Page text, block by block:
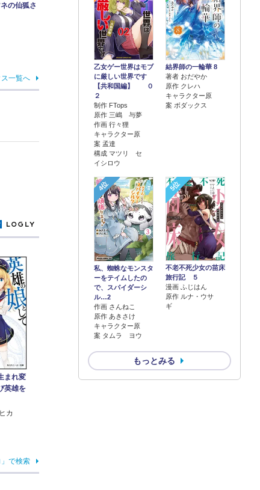
の仙狐さ
一覧へ
乙女ゲー世界はモブ
に厳しい世界です
【共和国編】 ０
２
制作 FTops
原作 三嶋 与夢
作画 行々狸
キャラクター原
案 孟達
構成 マツリ セ
イシロウ
結界師の一輪華 8
著者 おだやか
原作 クレハ
キャラクター原
案 ボダックス
4位
私、蜘蛛なモンスタ
ーをテイムしたの
で、スパイダーシ
ル…2
作画 さんねこ
原作 あきさけ
キャラクター原
案 タムラ ヨウ
5位
不老不死少女の苗床
旅行記 ５
漫画 ふじはん
原作 ルナ・ウサ
ギ
もっとみる
まれ変
英雄を
カ
で検索